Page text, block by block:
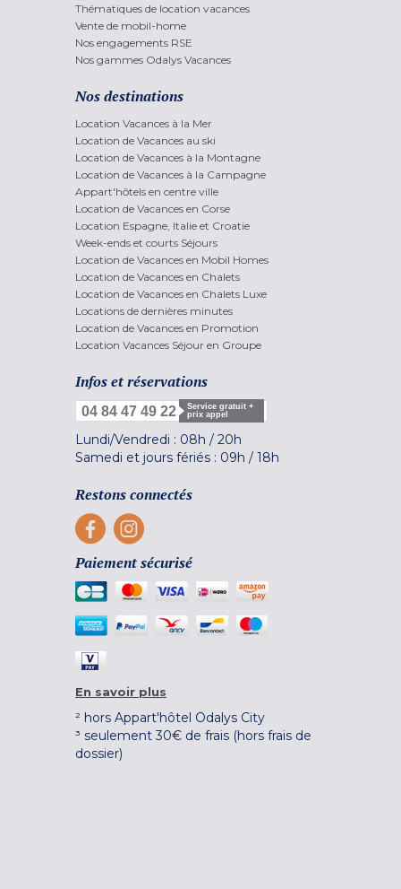
Thématiques de location vacances
Vente de mobil-home
Nos engagements RSE
Nos gammes Odalys Vacances
Nos destinations
Location Vacances à la Mer
Location de Vacances au ski
Location de Vacances à la Montagne
Location de Vacances à la Campagne
Appart'hôtels en centre ville
Location de Vacances en Corse
Location Espagne, Italie et Croatie
Week-ends et courts Séjours
Location de Vacances en Mobil Homes
Location de Vacances en Chalets
Location de Vacances en Chalets Luxe
Locations de dernières minutes
Location de Vacances en Promotion
Location Vacances Séjour en Groupe
Infos et réservations
04 84 47 49 22
Service gratuit +
prix appel
Lundi/Vendredi : 08h / 20h
Samedi et jours fériés : 09h / 18h
Restons connectés
Paiement sécurisé
En savoir plus
² hors Appart'hôtel Odalys City
³ seulement 30€ de frais (hors frais de
dossier)